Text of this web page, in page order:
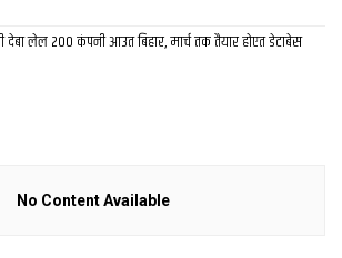
लेल 200 कंपनी आउत बिहार, मार्च तक तैयार होएत डेटाबेस
No Content Available